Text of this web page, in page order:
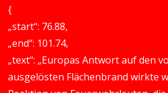
{
„start“: 76.88,
„end“: 101.74,
„text“: „Europas Antwort auf den
ausgelösten Flächenbrand wirkte